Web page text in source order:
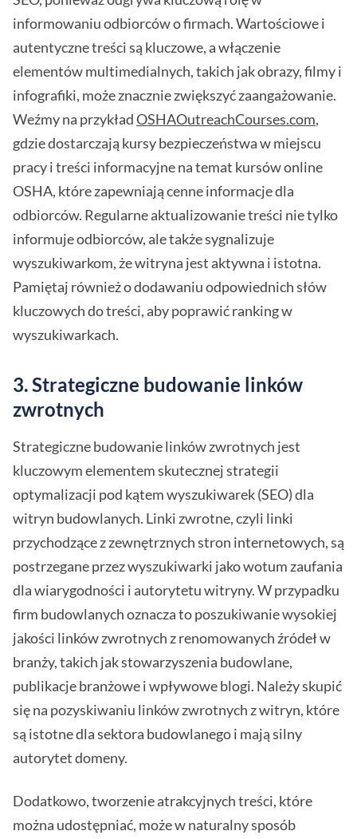
informowaniu odbiorców o firmach. Wartościowe i
autentyczne treści są kluczowe, a włączenie
elementów multimedialnych, takich jak obrazy, filmy i
infografiki, może znacznie zwiększyć zaangażowanie.
Weźmy na przykładOSHAOutreachCourses.com,
gdzie dostarczają kursy bezpieczeństwa w miejscu
pracy i treści informacyjne na temat kursów online
OSHA, które zapewniają cenne informacje dla
odbiorców. Regularne aktualizowanie treści nie tylko
informuje odbiorców, ale także sygnalizuje
wyszukiwarkom, że witryna jest aktywna i istotna.
Pamiętaj również o dodawaniu odpowiednich słów
kluczowych do treści, aby poprawić ranking w
wyszukiwarkach.
3. Strategiczne budowanie linków
zwrotnych
Strategiczne budowanie linków zwrotnych jest
kluczowym elementem skutecznej strategii
optymalizacji pod kątem wyszukiwarek (SEO) dla
witryn budowlanych. Linki zwrotne, czyli linki
przychodzące z zewnętrznych stron internetowych, są
postrzegane przez wyszukiwarki jako wotum zaufania
dla wiarygodności i autorytetu witryny. W przypadku
firm budowlanych oznacza to poszukiwanie wysokiej
jakości linków zwrotnych z renomowanych źródeł w
branży, takich jak stowarzyszenia budowlane,
publikacje branżowe i wpływowe blogi. Należy skupić
się na pozyskiwaniu linków zwrotnych z witryn, które
są istotne dla sektora budowlanego i mają silny
autorytet domeny.
Dodatkowo, tworzenie atrakcyjnych treści, które
można udostępniać, może w naturalny sposób